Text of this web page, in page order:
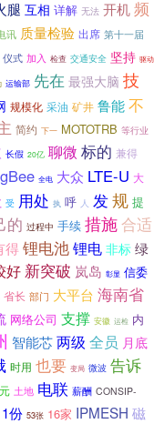
腿 互相 详解 无法 开机频
讯 质量检验 出席 第十一届
仪式 加入 检查 交通安全 坚持 驱动
运输部 先在 最强大脑 技
规模化 采油 矿井 鲁能不
简约 下一 MOTOTRB 等行业
长假 20亿 聊微 标的 兼得
全电 大众 LTE-U 大
受 用处 执 呼 人 发规 提
的 过程中 手续 措施合适
得锂电池锂电 非标 绿
好 新突破 岚岛 彰显 信委
省长 部门 大平台 海南省
网络公司 支撑 安徽 运检 内
智能芯两级 全员 月底
时用 也要 变局 微波 告诉
土地 电联 薪酬 CONSIP-
份 53张 16家 IPMESH 磁